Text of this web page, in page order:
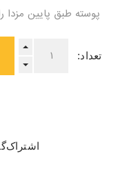
پوسته طبق پایین مزدا راست ،
تعداد: